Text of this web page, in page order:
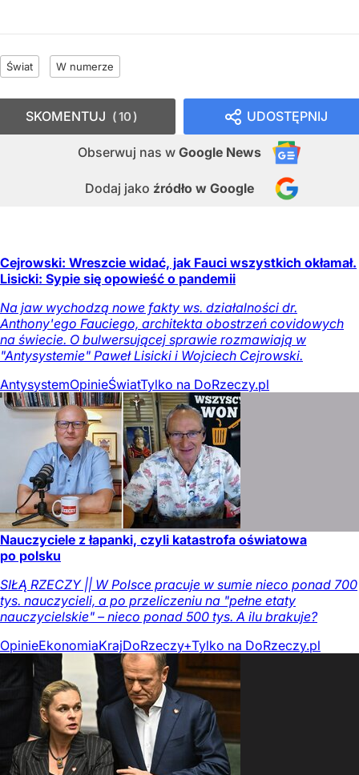
Świat W numerze
UDOSTĘPNIJ
Obserwuj nas w Google News
Dodaj jako źródło w Google
SKOMENTUJ 10
Cejrowski: Wreszcie widać, jak Fauci wszystkich okłamał.
Lisicki: Sypie się opowieść o pandemii
Na jaw wychodzą nowe fakty ws. działalności dr.
Anthony'ego Fauciego, architekta obostrzeń covidowych
na świecie. O bulwersującej sprawie rozmawiają w
"Antysystemie" Paweł Lisicki i Wojciech Cejrowski.
AntysystemOpinieŚwiatTylko na DoRzeczy.pl
Nauczyciele z łapanki, czyli katastrofa oświatowa
po polsku
SIŁĄ RZECZY || W Polsce pracuje w sumie nieco ponad 700
tys. nauczycieli, a po przeliczeniu na "pełne etaty
nauczycielskie" – nieco ponad 500 tys. A ilu brakuje?
OpinieEkonomiaKrajDoRzeczy+Tylko na DoRzeczy.pl